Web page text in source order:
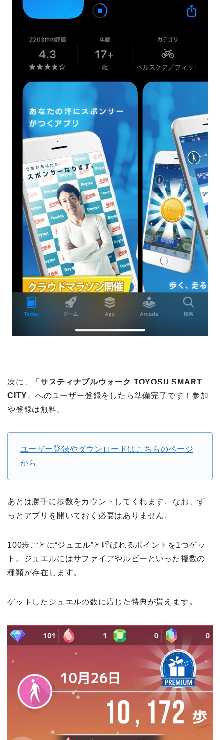
次に、「サスティナブルウォーク TOYOSU SMART
CITY 」へのユーザー登録をしたら準備完了です！参加
や登録は無料。
ユーザー登録やダウンロードはこちらのページ
から
あとは勝手に歩数をカウントしてくれます。なお、ず
っとアプリを開いておく必要はありません。
100歩ごとに“ジュエル”と呼ばれるポイントを1つゲッ
ト。ジュエルにはサファイアやルビーといった複数の
種類が存在します。
ゲットしたジュエルの数に応じた特典が貰えます。